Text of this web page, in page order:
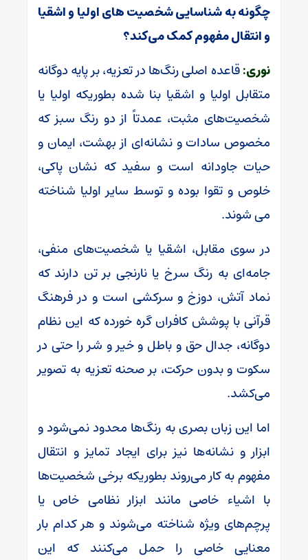
چگونه به شناسایی شخصیت های اولیا و اشقیا
و انتقال مفهوم کمک می‌کند؟
نوری:قاعده اصلی رنگ‌ها در تعزیه، بر پایه دوگانه
متقابل اولیا و اشقیا بنا شده بطوریکه اولیا یا
شخصیت‌های مثبت، عمدتاً از دو رنگ سبز که
مخصوص سادات و نشانه‌ای از بهشت، ایمان و
حیات جاودانه است و سفید که نشان پاکی،
خلوص و تقوا بوده و توسط سایر اولیا شناخته
می شوند.
در سوی مقابل، اشقیا یا شخصیت‌های منفی،
جامه‌ای به رنگ سرخ یا نارنجی بر تن دارند که
نماد آتش، دوزخ و سرکشی است و در فرهنگ
قرآنی با پوشش کافران گره خورده که این نظام
دوگانه، جدال حق و باطل و خیر و شر را حتی در
سکوت و بدون حرکت، بر صحنه تعزیه به تصویر
می‌کشد.
اما این زبان بصری به رنگ‌ها محدود نمی‌شود و
ابزار و نشانه‌ها نیز برای ایجاد تمایز و انتقال
مفهوم به کار می‌روند بطوریکه برخی شخصیت‌ها
با اشیاء خاصی مانند ابزار نظامی خاص یا
پرچم‌های ویژه شناخته می‌شوند و هر کدام بار
معنایی خاصی را حمل می‌کنند که این